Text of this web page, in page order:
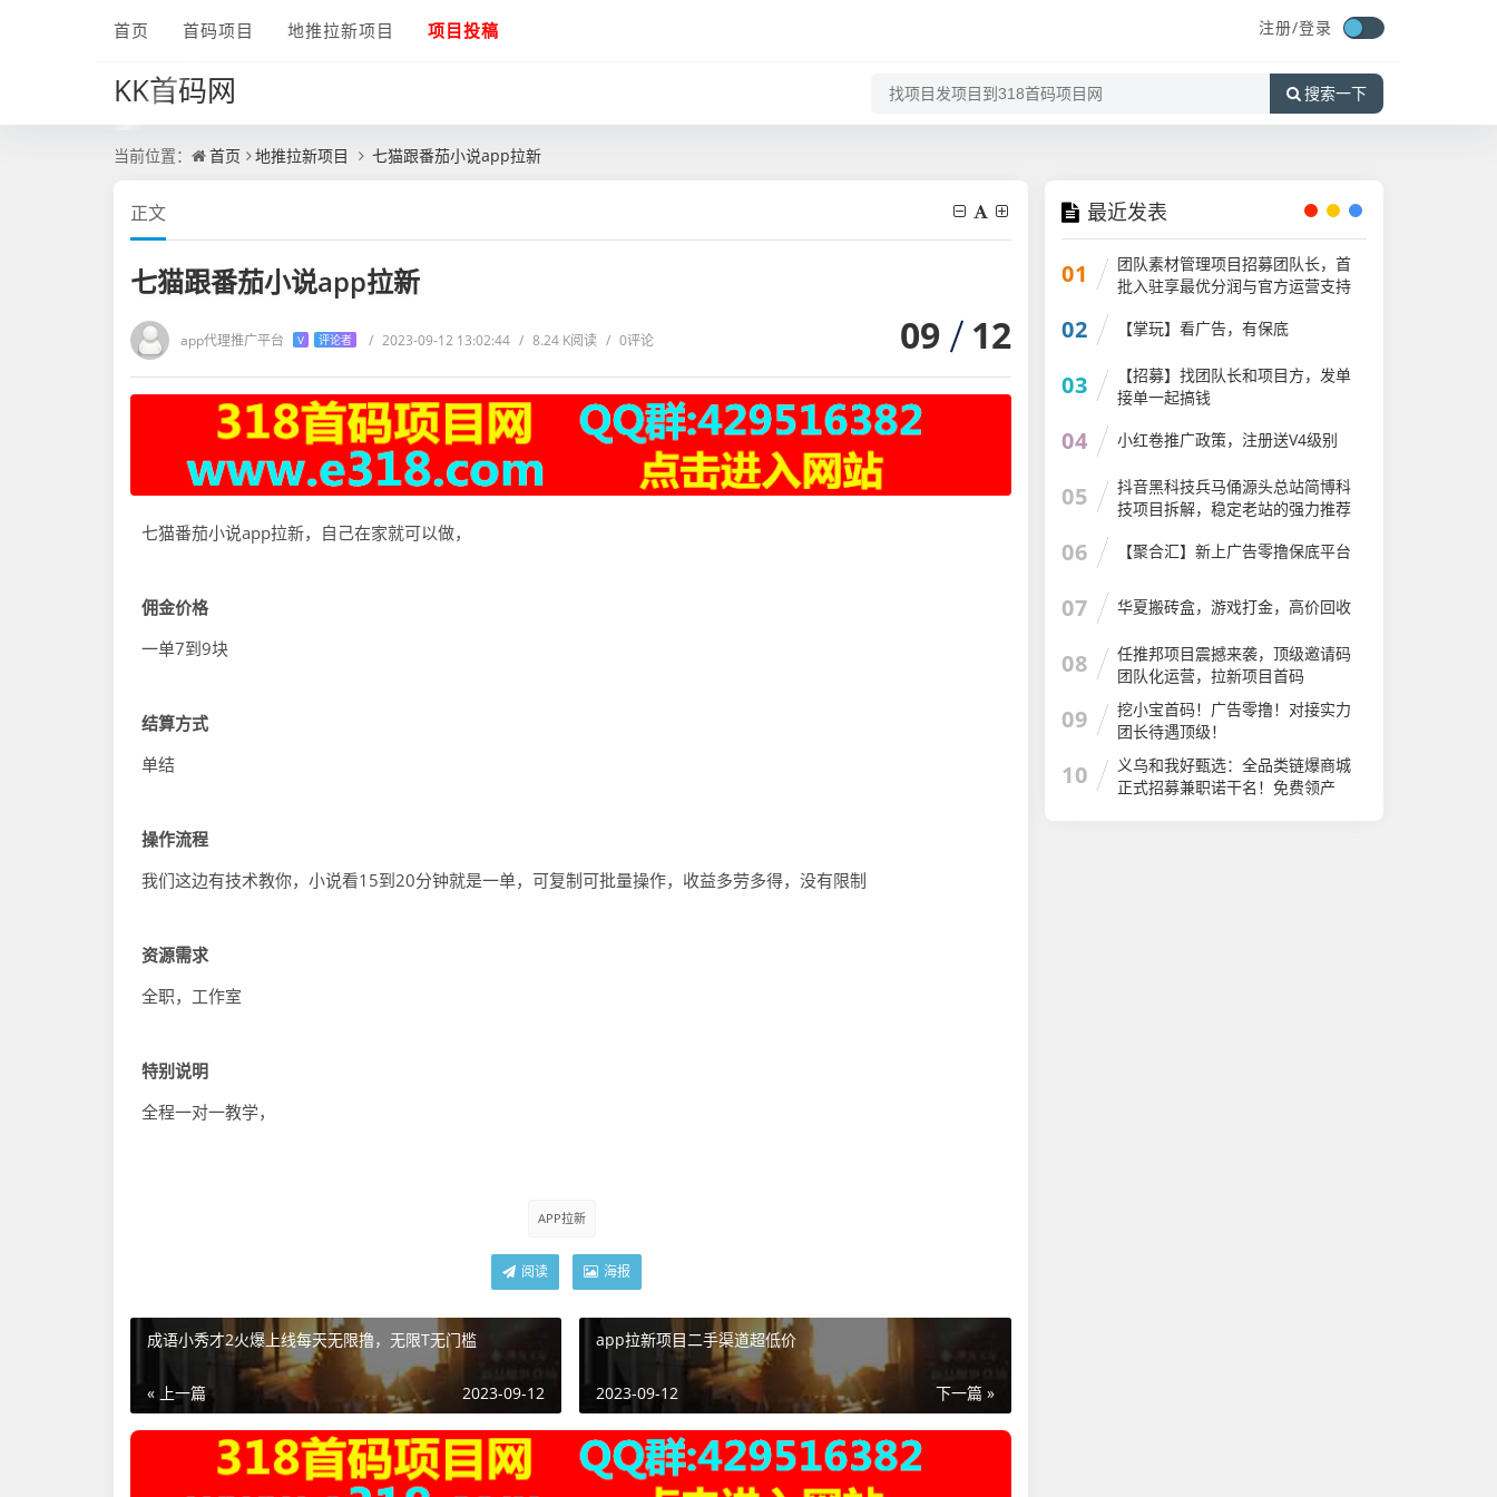
首页 首码项目 地推拉新项目 项目投稿 注册/登录
KK首码网 搜索一下
当前位置： 首页 地推拉新项目 七猫跟番茄小说app拉新
正文
七猫跟番茄小说app拉新
app代理推广平台 V 评论者 / 2023-09-12 13:02:44 / 8.24 K阅读 / 0评论 09 12
七猫番茄小说app拉新，自己在家就可以做，
佣金价格
一单7到9块
结算方式
单结
操作流程
我们这边有技术教你，小说看15到20分钟就是一单，可复制可批量操作，收益多劳多得，没有限制
资源需求
全职，工作室
特别说明
全程一对一教学，
APP拉新
阅读 海报
成语小秀才2火爆上线每天无限撸，无限T无门槛
« 上一篇 2023-09-12
app拉新项目二手渠道超低价
下一篇 »
2023-09-12
最近发表
01
团队素材管理项目招募团队长，首
批入驻享最优分润与官方运营支持
02 【掌玩】看广告，有保底
03
【招募】找团队长和项目方，发单
接单一起搞钱
04 小红卷推广政策，注册送V4级别
05
抖音黑科技兵马俑源头总站简博科
技项目拆解，稳定老站的强力推荐
06 【聚合汇】新上广告零撸保底平台
07 华夏搬砖盒，游戏打金，高价回收
08
任推邦项目震撼来袭，顶级邀请码
团队化运营，拉新项目首码
09
挖小宝首码！广告零撸！对接实力
团长待遇顶级！
10
义乌和我好甄选：全品类链爆商城
正式招募兼职诺干名！免费领产